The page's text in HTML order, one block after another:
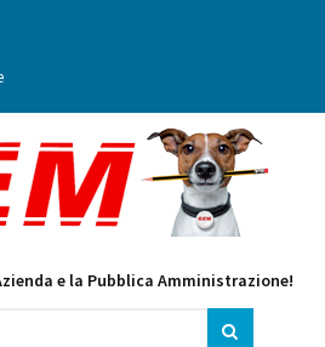
e la Pubblica Amministrazione!